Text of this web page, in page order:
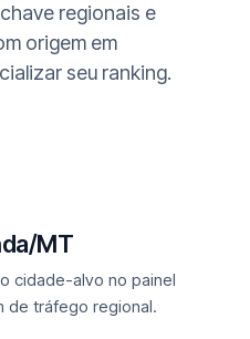
regionais e
origem em
seu ranking.
MT
cidade-alvo no painel
de tráfego regional.